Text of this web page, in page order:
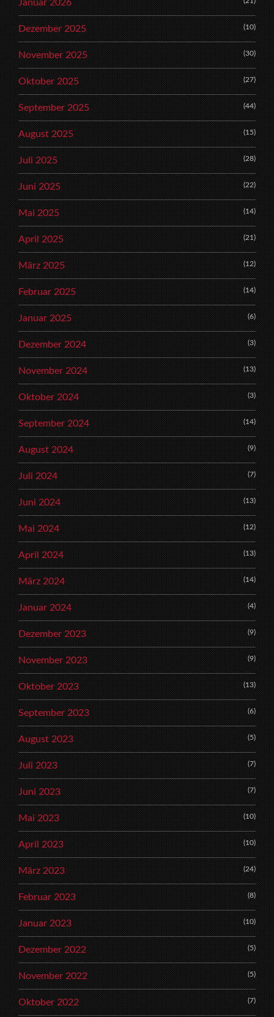
Januar 2026
Dezember 2025 (10)
November 2025 (30)
Oktober 2025 (27)
September 2025 (44)
August 2025 (15)
Juli 2025 (28)
Juni 2025 (22)
Mai 2025 (14)
April 2025 (21)
März 2025 (12)
Februar 2025 (14)
Januar 2025 (6)
Dezember 2024 (3)
November 2024 (13)
Oktober 2024 (3)
September 2024 (14)
August 2024 (9)
Juli 2024 (7)
Juni 2024 (13)
Mai 2024 (12)
April 2024 (13)
März 2024 (14)
Januar 2024 (4)
Dezember 2023 (9)
November 2023 (9)
Oktober 2023 (13)
September 2023 (6)
August 2023 (5)
Juli 2023 (7)
Juni 2023 (7)
Mai 2023 (10)
April 2023 (10)
März 2023 (24)
Februar 2023 (8)
Januar 2023 (10)
Dezember 2022 (5)
November 2022 (5)
Oktober 2022 (7)